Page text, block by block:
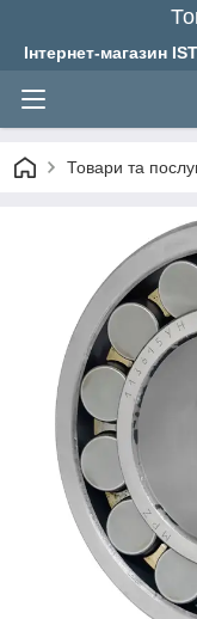
Інтернет-магазин
Товари та